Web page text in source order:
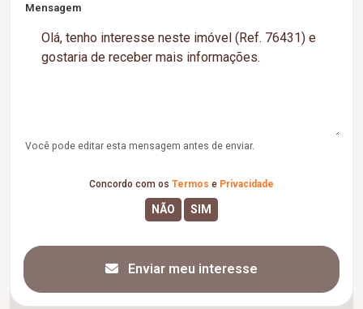
Mensagem
Você pode editar esta mensagem antes de enviar.
Concordo com os Termos e Privacidade
Enviar meu interesse